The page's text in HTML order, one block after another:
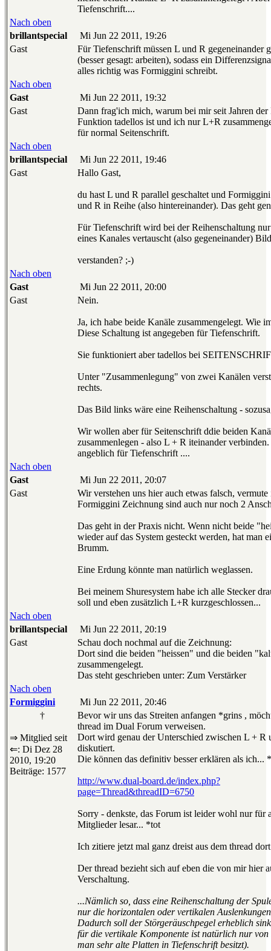
Tiefenschrift....
Nach oben
brillantspecial
Mi Jun 22 2011, 19:26
Gast
Für Tiefenschrift müssen L und R gegeneinander
(besser gesagt: arbeiten), sodass ein
alles richtig was Formiggini schreibt.
Nach oben
Gast
Mi Jun 22 2011, 19:32
Gast
Dann frag'ich mich, warum bei mir seit Jahren
Funktion tadellos ist und ich nur L+R
für normal Seitenschrift.
Nach oben
brillantspecial
Mi Jun 22 2011, 19:46
Gast
Hallo Gast,
du hast L und R parallel geschaltet und
und R in Reihe (also hintereinander). Das geht
Für Tiefenschrift wird bei der Reihenschaltung
eines Kanales vertauscht (also gegeneinander)
verstanden? ;-)
Nach oben
Gast
Mi Jun 22 2011, 20:00
Gast
Nein.
Ja, ich habe beide Kanäle zusammengelegt. Wie
Diese Schaltung ist angegeben für Tiefenschrift.
Sie funktioniert aber tadellos bei
Unter "Zusammenlegung" von zwei Kanälen
rechts.
Das Bild links wäre eine Reihenschaltung -
Wir wollen aber für Seitenschrift ddie beiden
zusammenlegen - also L + R iteinander
angeblich für Tiefenschrift ....
Nach oben
Gast
Mi Jun 22 2011, 20:07
Gast
Wir verstehen uns hier auch etwas falsch,
Formiggini Zeichnung sind auch nur noch 2
Das geht in der Praxis nicht. Wenn nicht beide
wieder auf das System gesteckt werden, hat man
Brumm.
Eine Erdung könnte man natürlich weglassen.
Bei meinem Shuresystem habe ich alle Stecker
soll und eben zusätzlich L+R kurzgeschlossen...
Nach oben
brillantspecial
Mi Jun 22 2011, 20:19
Gast
Schau doch nochmal auf die Zeichnung:
Dort sind die beiden "heissen" und die beiden
zusammengelegt.
Das steht geschrieben unter: Zum Verstärker
Nach oben
Formiggini
Mi Jun 22 2011, 20:46
†
⇒ Mitglied seit
⇐: Di Dez 28
2010, 19:20
Beiträge: 1577
Bevor wir uns das Streiten anfangen *grins ,
thread im Dual Forum verweisen.
Dort wird genau der Unterschied zwischen L + R
diskutiert.
Die können das definitiv besser erklären als ich...
http://www.dual-board.de/index.php?
page=Thread&threadID=6750
Sorry - denkste, das Forum ist leider wohl nur für
Mitglieder lesar... *tot
Ich zitiere jetzt mal ganz dreist aus dem thread
Der thread bezieht sich auf eben die von mir hier
Verschaltung.
...Nämlich so, dass eine Reihenschaltung der
nur die horizontalen oder vertikalen
Dadurch soll der Störgeräuschpegel erheblich
für die vertikale Komponente ist natürlich nur von
man sehr alte Platten in Tiefenschrift besitzt).